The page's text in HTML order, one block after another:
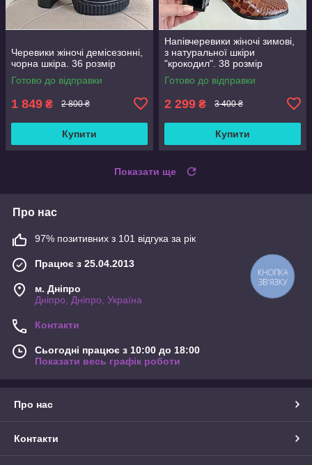
Черевики жіночі демісезонні,
чорна шкіра. 36 розмір
Готово до відправки
1 849 ₴ 2 800 ₴
Купити
Напівчеревики жіночі зимові,
з натуральної шкіри
"крокодил". 38 розмір
Готово до відправки
2 299 ₴ 3 400 ₴
Купити
Показати ще
Про нас
97% позитивних з 101 відгука за рік
Працює з 25.04.2013
м. Дніпро
Дніпро, Дніпро, Україна
Контакти
Сьогодні працює з 10:00 до 18:00
Показати весь графік роботи
Про нас
Контакти
КНОПКА
ЗВ'ЯЗКУ